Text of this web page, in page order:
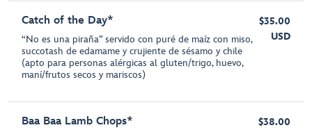
Catch of the Day*
“No es una piraña” servido con puré de maíz con miso,
succotash de edamame y crujiente de sésamo y chile
(apto para personas alérgicas al gluten/trigo, huevo,
maní/frutos secos y mariscos)
$35.00
USD
Baa Baa Lamb Chops*
$38.00